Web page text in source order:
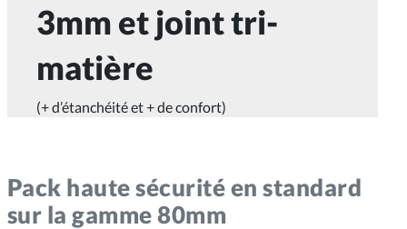
3mm et joint tri-
matière
(+ d’étanchéité et + de confort)
Pack haute sécurité en standard
sur la gamme 80mm